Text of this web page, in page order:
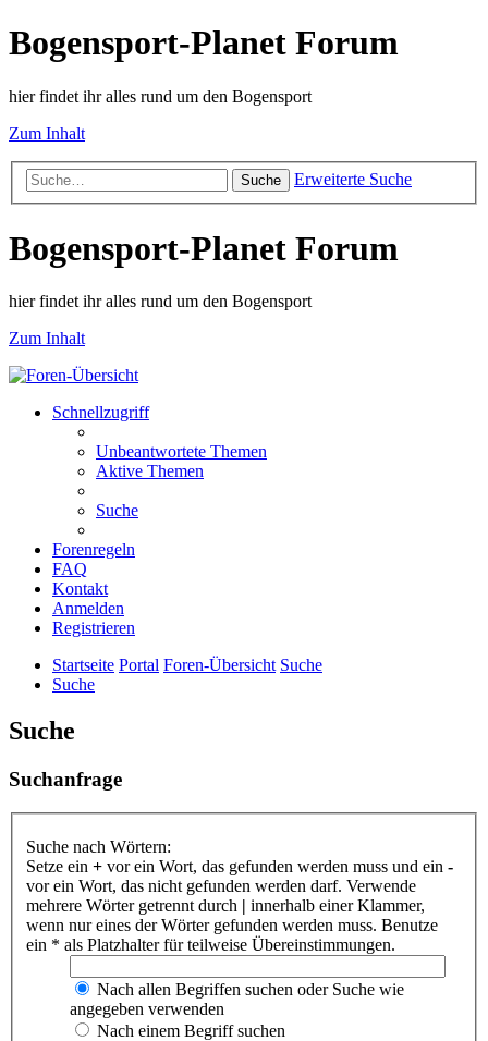
Bogensport-Planet Forum
hier findet ihr alles rund um den Bogensport
Zum Inhalt
Suche Erweiterte Suche
Bogensport-Planet Forum
hier findet ihr alles rund um den Bogensport
Zum Inhalt
Schnellzugriff
Unbeantwortete Themen
Aktive Themen
Suche
Forenregeln
FAQ
Kontakt
Anmelden
Registrieren
Startseite Portal Foren-Übersicht Suche
Suche
Suche
Suchanfrage
Suche nach Wörtern:
Setze ein + vor ein Wort, das gefunden werden muss und ein -
vor ein Wort, das nicht gefunden werden darf. Verwende
mehrere Wörter getrennt durch
innerhalb einer Klammer,
wenn nur eines der Wörter gefunden werden muss. Benutze
ein * als Platzhalter für teilweise Übereinstimmungen.
Nach allen Begriffen suchen oder Suche wie
angegeben verwenden
Nach einem Begriff suchen